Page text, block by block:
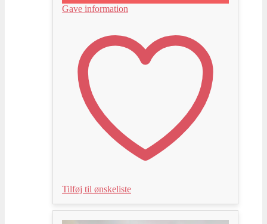
Gave information
Tilføj til ønskeliste